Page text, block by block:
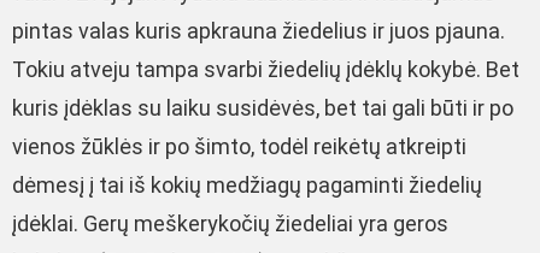
pintas valas kuris apkrauna žiedelius ir juos pjauna.
Tokiu atveju tampa svarbi žiedelių įdėklų kokybė. Bet
kuris įdėklas su laiku susidėvės, bet tai gali būti ir po
vienos žūklės ir po šimto, todėl reikėtų atkreipti
dėmesį į tai iš kokių medžiagų pagaminti žiedelių
įdėklai. Gerų meškerykočių žiedeliai yra geros